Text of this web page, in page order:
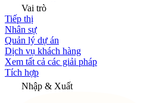
Vai trò
Tiếp thị
Nhân sự
Quản lý dự án
Dịch vụ khách hàng
Xem tất cả các giải pháp
Tích hợp
Nhập & Xuất